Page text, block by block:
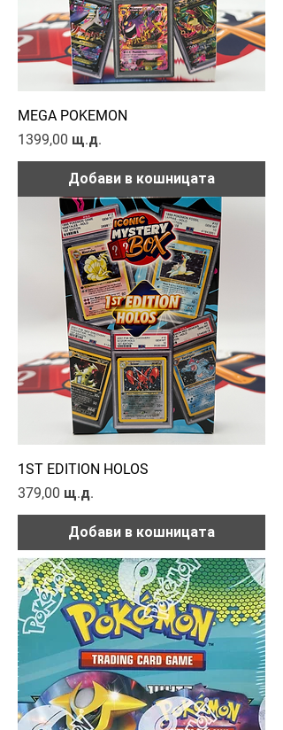
MEGA POKEMON
Цена
1399,00 щ.д.
Добави в кошницата
1ST EDITION HOLOS
Цена
379,00 щ.д.
Добави в кошницата